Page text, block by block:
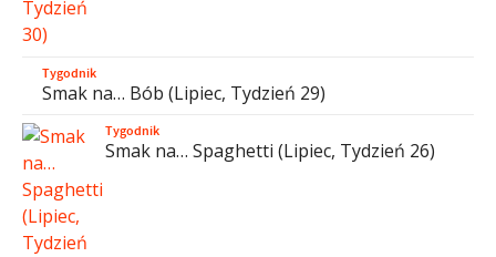
Tygodnik
Smak na… Bób (Lipiec, Tydzień 29)
Tygodnik
Smak na… Spaghetti (Lipiec, Tydzień 26)